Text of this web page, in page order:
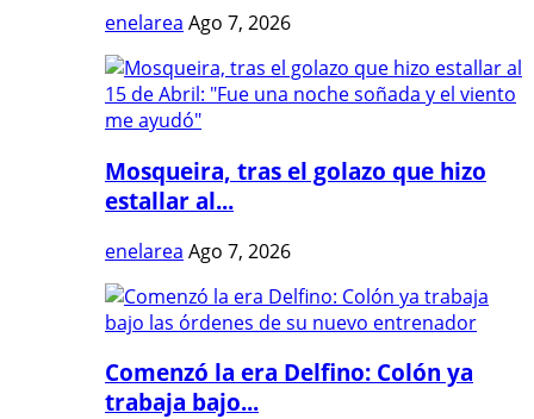
enelarea Ago 7, 2026
Mosqueira, tras el golazo que hizo
estallar al...
enelarea Ago 7, 2026
Comenzó la era Delfino: Colón ya
trabaja bajo...